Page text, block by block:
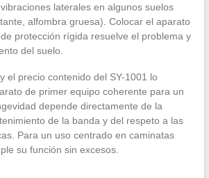
laterales en algunos suelos
alfombra gruesa). Colocar el aparato
protección rígida resuelve el problema y
del suelo.
el precio contenido del SY-1001 lo
de primer equipo coherente para un
depende directamente de la
de la banda y del respeto a las
Para un uso centrado en caminatas
su función sin excesos.